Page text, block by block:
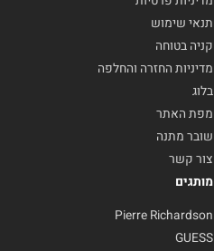
תנאי שימוש
קניה בטוחה
מדיניות החזרה והחלפה
בלוג
מפת האתר
שובר מתנה
צור קשר
מותגים
Pierre Richardson
GUESS